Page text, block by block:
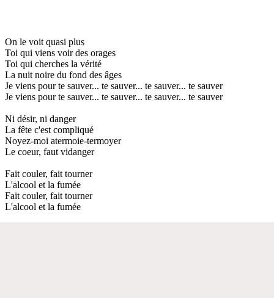
On le voit quasi plus
Toi qui viens voir des orages
Toi qui cherches la vérité
La nuit noire du fond des âges
Je viens pour te sauver... te sauver... te sauver... te sauver
Je viens pour te sauver... te sauver... te sauver... te sauver
Ni désir, ni danger
La fête c'est compliqué
Noyez-moi atermoie-termoyer
Le coeur, faut vidanger
Fait couler, fait tourner
L'alcool et la fumée
Fait couler, fait tourner
L'alcool et la fumée